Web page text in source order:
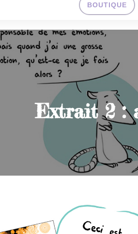
BOUTIQUE
Extrait 2 :